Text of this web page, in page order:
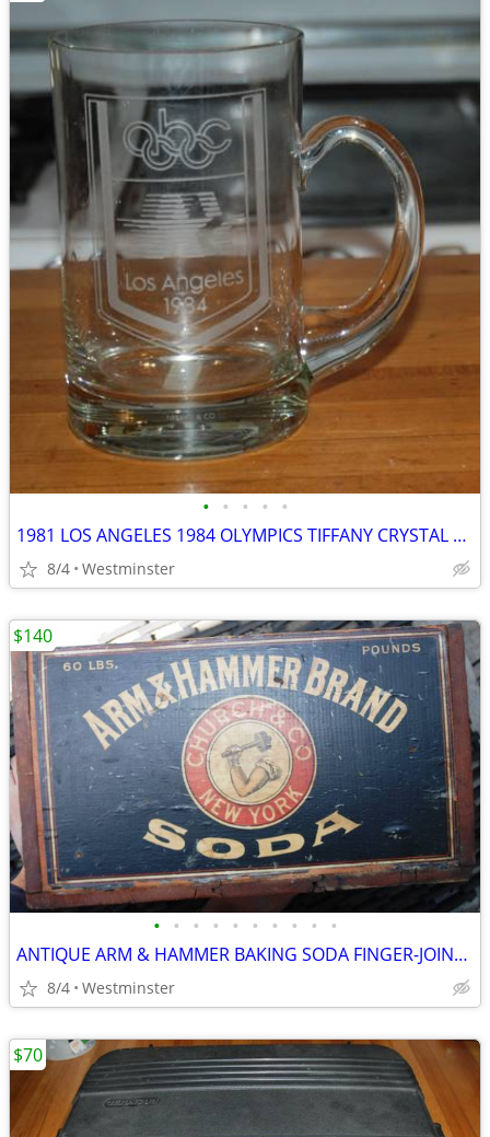
• • • • •
1981 LOS ANGELES 1984 OLYMPICS TIFFANY CRYSTAL MUG ABC EXEC GIFT
8/4 Westminster
• • • • • • • • • •
ANTIQUE ARM & HAMMER BAKING SODA FINGER-JOINTED WOODEN CRATE, W/STAMP
8/4 Westminster
$140
$70